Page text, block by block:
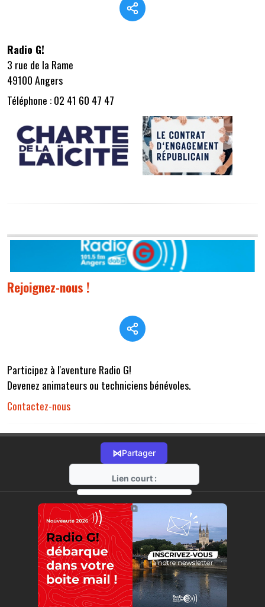
Radio G!
3 rue de la Rame
49100 Angers
Téléphone : 02 41 60 47 47
Rejoignez-nous !
Participez à l'aventure Radio G!
Devenez animateurs ou techniciens bénévoles.
Contactez-nous
⋈Partager
Lien court :
https://radio-g.fr?r32
⧉